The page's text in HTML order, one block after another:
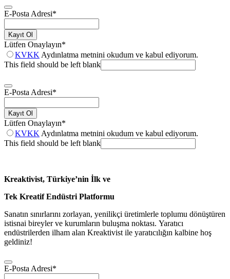
E-Posta Adresi*
Kayıt Ol
Lütfen Onaylayın*
KVKK Aydınlatma metnini okudum ve kabul ediyorum.
This field should be left blank
E-Posta Adresi*
Kayıt Ol
Lütfen Onaylayın*
KVKK Aydınlatma metnini okudum ve kabul ediyorum.
This field should be left blank
Kreaktivist, Türkiye’nin İlk ve
Tek Kreatif Endüstri Platformu
Sanatın sınırlarını zorlayan, yenilikçi üretimlerle toplumu dönüştüren
istisnai bireyler ve kurumların buluşma noktası. Yaratıcı
endüstrilerden ilham alan Kreaktivist ile yaratıcılığın kalbine hoş
geldiniz!
E-Posta Adresi*